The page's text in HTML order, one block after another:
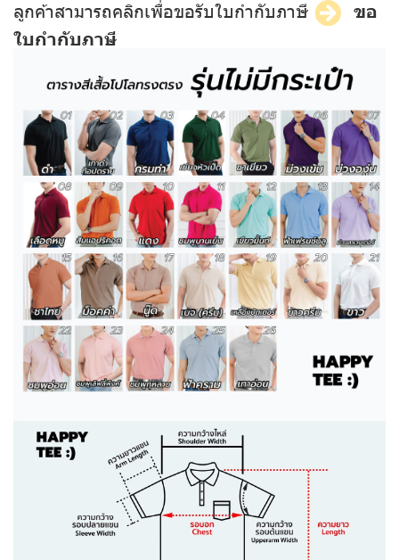
ลูกค้าสามารถคลิกเพื่อขอรับใบกำกับภาษี
ขอ
ใบกำกับภาษี